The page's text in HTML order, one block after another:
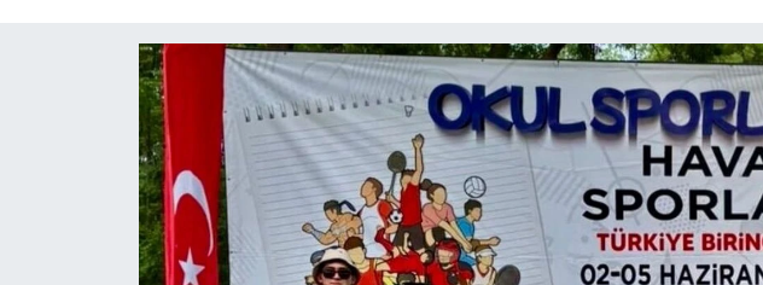
EKONOMİ
EĞİTİM
TARIM VE HAYVANCILIK